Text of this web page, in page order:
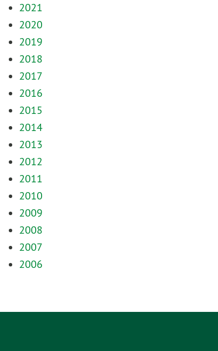
2021
2020
2019
2018
2017
2016
2015
2014
2013
2012
2011
2010
2009
2008
2007
2006